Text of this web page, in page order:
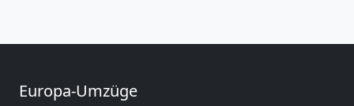
Europa-Umzüge